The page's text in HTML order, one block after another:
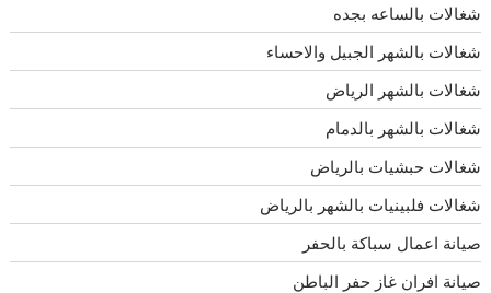
شغالات بالساعه بجده
شغالات بالشهر الجبيل والاحساء
شغالات بالشهر الرياض
شغالات بالشهر بالدمام
شغالات حبشيات بالرياض
شغالات فلبينيات بالشهر بالرياض
صيانة اعمال سباكة بالحفر
صيانة افران غاز حفر الباطن